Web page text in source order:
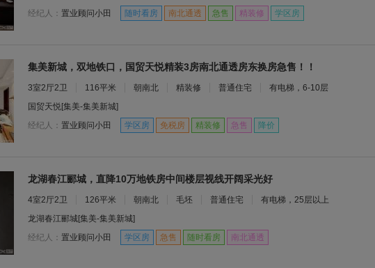
经纪人： 置业顾问小田 随时看房 南北通透 急售 精装修 学区房
集美新城，双地铁口，国贸天悦精装3房南北通透房东换房急售！！
3室2厅2卫 116平米 朝南北 精装修 普通住宅
有电梯，6-10层
国贸天悦[集美-集美新城]
经纪人： 置业顾问小田 学区房 免税房 精装修 急售 降价
龙湖春江郦城，直降10万地铁房中间楼层视线开阔采光好
4室2厅2卫 126平米 朝南北 毛坯 普通住宅
有电梯，25层以上
龙湖春江郦城[集美-集美新城]
经纪人： 置业顾问小田 学区房 急售 随时看房 南北通透